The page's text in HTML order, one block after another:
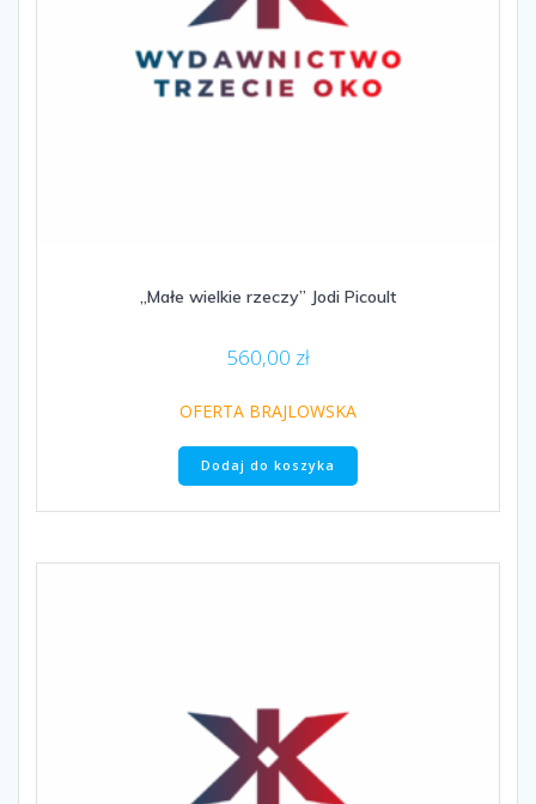
„Małe wielkie rzeczy” Jodi Picoult
560,00 zł
OFERTA BRAJLOWSKA
Dodaj do koszyka